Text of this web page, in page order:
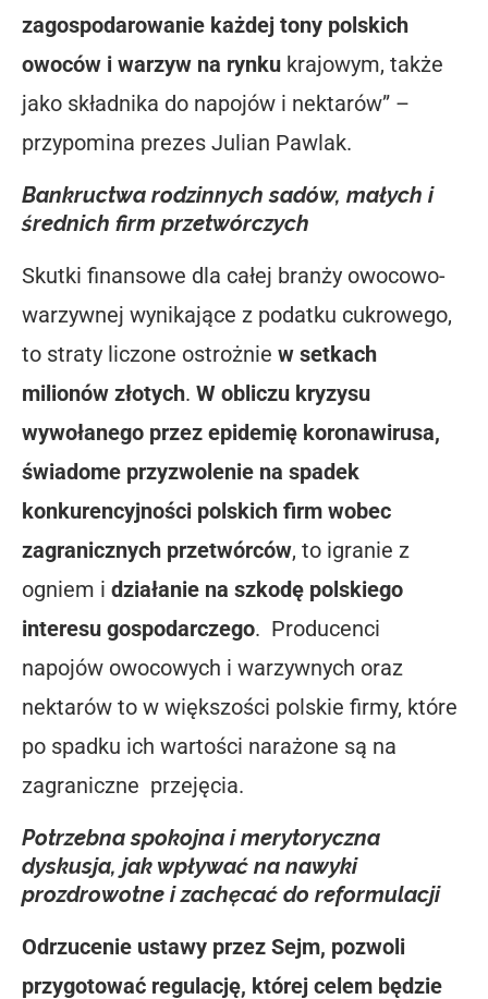
zagospodarowanie każdej tony polskich
owoców i warzyw na rynku krajowym, także
jako składnika do napojów i nektarów” –
przypomina prezes Julian Pawlak.
Bankructwa rodzinnych sadów, małych i
średnich firm przetwórczych
Skutki finansowe dla całej branży owocowo-
warzywnej wynikające z podatku cukrowego,
to straty liczone ostrożnie w setkach
milionów złotych. W obliczu kryzysu
wywołanego przez epidemię koronawirusa,
świadome przyzwolenie na spadek
konkurencyjności polskich firm wobec
zagranicznych przetwórców, to igranie z
ogniem i działanie na szkodę polskiego
interesu gospodarczego. Producenci
napojów owocowych i warzywnych oraz
nektarów to w większości polskie firmy, które
po spadku ich wartości narażone są na
zagraniczne przejęcia.
Potrzebna spokojna i merytoryczna
dyskusja, jak wpływać na nawyki
prozdrowotne i zachęcać do reformulacji
Odrzucenie ustawy przez Sejm, pozwoli
przygotować regulację, której celem będzie